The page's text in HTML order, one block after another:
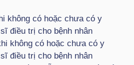
không có hoặc chưa có y
điều trị cho bệnh nhân
không có hoặc chưa có y
điều trị cho bệnh nhân